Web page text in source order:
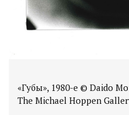
«Губы», 1980-е © Daido
The Michael Hoppen